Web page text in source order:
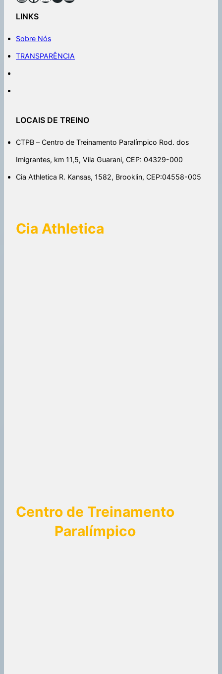
LINKS
Sobre Nós
TRANSPARÊNCIA
LOCAIS DE TREINO
CTPB – Centro de Treinamento Paralímpico Rod. dos
Imigrantes, km 11,5, Vila Guarani, CEP: 04329-000
Cia Athletica R. Kansas, 1582, Brooklin, CEP:04558-005
Cia Athletica
Centro de Treinamento
Paralímpico